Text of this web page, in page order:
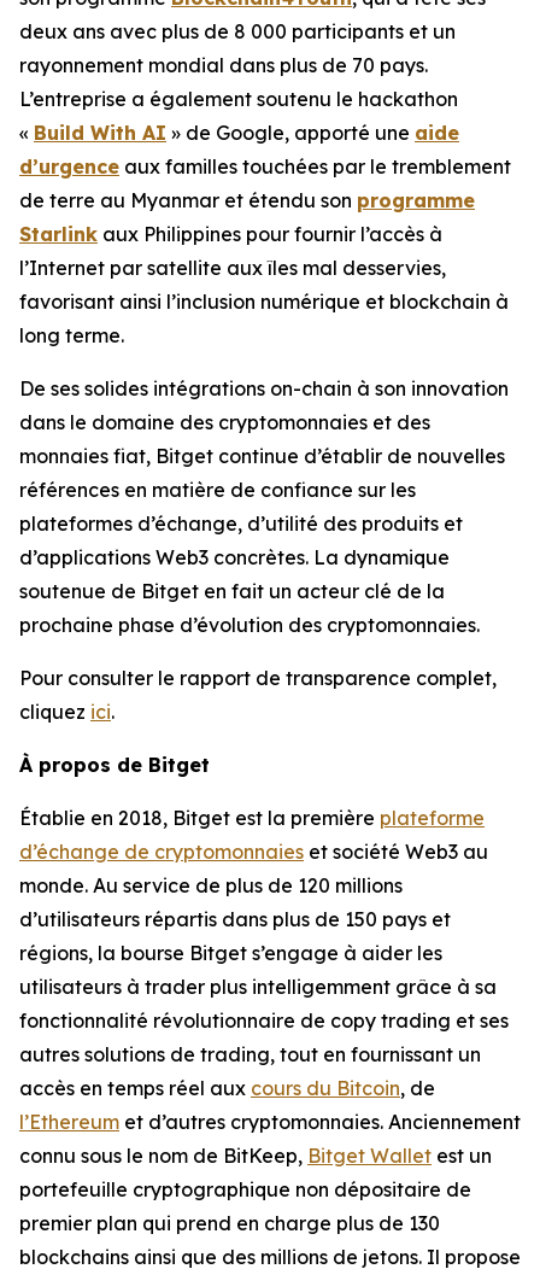
deux ans avec plus de 8 000 participants et un
rayonnement mondial dans plus de 70 pays.
L’entreprise a également soutenu le hackathon
« Build With AI » de Google, apporté une aide
d’urgence aux familles touchées par le tremblement
de terre au Myanmar et étendu son programme
Starlink aux Philippines pour fournir l’accès à
l’Internet par satellite aux îles mal desservies,
favorisant ainsi l’inclusion numérique et blockchain à
long terme.
De ses solides intégrations on-chain à son innovation
dans le domaine des cryptomonnaies et des
monnaies fiat, Bitget continue d’établir de nouvelles
références en matière de confiance sur les
plateformes d’échange, d’utilité des produits et
d’applications Web3 concrètes. La dynamique
soutenue de Bitget en fait un acteur clé de la
prochaine phase d’évolution des cryptomonnaies.
Pour consulter le rapport de transparence complet,
cliquez ici.
À propos de Bitget
Établie en 2018, Bitget est la première plateforme
d’échange de cryptomonnaies et société Web3 au
monde. Au service de plus de 120 millions
d’utilisateurs répartis dans plus de 150 pays et
régions, la bourse Bitget s’engage à aider les
utilisateurs à trader plus intelligemment grâce à sa
fonctionnalité révolutionnaire de copy trading et ses
autres solutions de trading, tout en fournissant un
accès en temps réel aux cours du Bitcoin, de
l’Ethereum et d’autres cryptomonnaies. Anciennement
connu sous le nom de BitKeep, Bitget Wallet est un
portefeuille cryptographique non dépositaire de
premier plan qui prend en charge plus de 130
blockchains ainsi que des millions de jetons. Il propose